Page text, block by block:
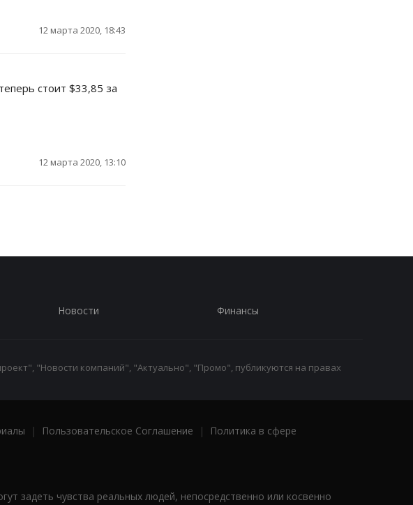
12 марта 2020, 18:43
стоит $33,85 за
12 марта 2020, 13:10
Новости Финансы
"Новости компаний", "Актуально", "Промо", публикуются на правах
| Пользовательское Соглашение |
Политика в сфере
задеть чувства реальных людей, непосредственно или косвенно